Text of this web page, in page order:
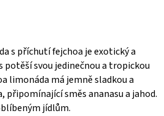
s příchutí fejchoa je exotický a
potěší svou jedinečnou a tropickou
limonáda má jemně sladkou a
směs ananasu a jahod.
jídlům.